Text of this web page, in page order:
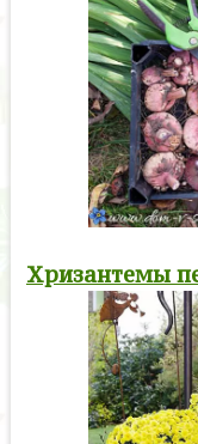
Хризантемы